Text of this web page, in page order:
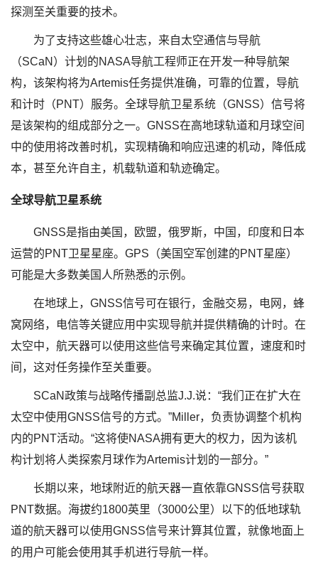
探测至关重要的技术。
为了支持这些雄心壮志，来自太空通信与导航
（SCaN）计划的NASA导航工程师正在开发一种导航架
构，该架构将为Artemis任务提供准确，可靠的位置，导航
和计时（PNT）服务。全球导航卫星系统（GNSS）信号将
是该架构的组成部分之一。GNSS在高地球轨道和月球空间
中的使用将改善时机，实现精确和响应迅速的机动，降低成
本，甚至允许自主，机载轨道和轨迹确定。
全球导航卫星系统
GNSS是指由美国，欧盟，俄罗斯，中国，印度和日本
运营的PNT卫星星座。GPS（美国空军创建的PNT星座）
可能是大多数美国人所熟悉的示例。
在地球上，GNSS信号可在银行，金融交易，电网，蜂
窝网络，电信等关键应用中实现导航并提供精确的计时。在
太空中，航天器可以使用这些信号来确定其位置，速度和时
间，这对任务操作至关重要。
SCaN政策与战略传播副总监J.J.说：“我们正在扩大在
太空中使用GNSS信号的方式。”Miller，负责协调整个机构
内的PNT活动。“这将使NASA拥有更大的权力，因为该机
构计划将人类探索月球作为Artemis计划的一部分。”
长期以来，地球附近的航天器一直依靠GNSS信号获取
PNT数据。海拔约1800英里（3000公里）以下的低地球轨
道的航天器可以使用GNSS信号来计算其位置，就像地面上
的用户可能会使用其手机进行导航一样。